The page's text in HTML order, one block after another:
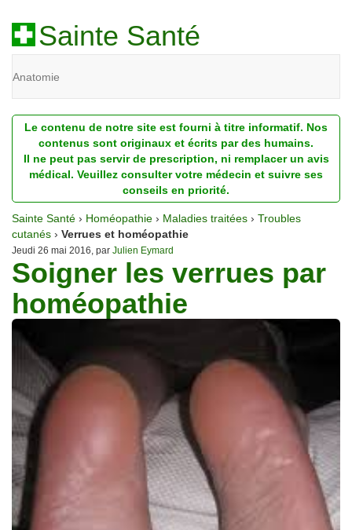
Sainte Santé
Anatomie
Diagnostic
Dossiers
Homéopathie
Nutrition
Pathologie
Psychologie
Traitements
Le contenu de notre site est fourni à titre informatif. Nos
contenus sont originaux et écrits par des humains.
Il ne peut pas servir de prescription, ni remplacer un avis
médical. Veuillez consulter votre médecin et suivre ses
conseils en priorité.
Sainte Santé › Homéopathie › Maladies traitées › Troubles
cutanés › Verrues et homéopathie
Jeudi 26 mai 2016, par Julien Eymard
Soigner les verrues par
homéopathie